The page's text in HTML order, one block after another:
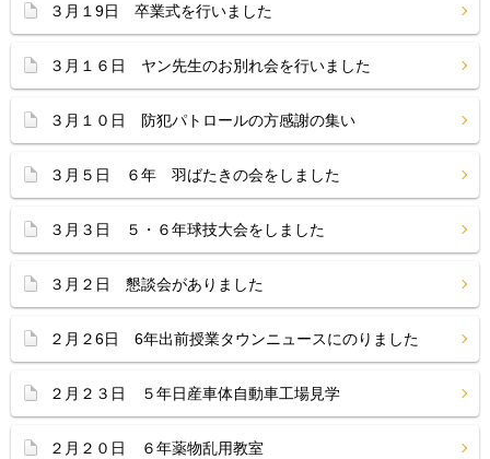
３月１9日 卒業式を行いました
３月１６日 ヤン先生のお別れ会を行いました
３月１０日 防犯パトロールの方感謝の集い
３月５日 ６年 羽ばたきの会をしました
３月３日 ５・６年球技大会をしました
３月２日 懇談会がありました
２月２6日 6年出前授業タウンニュースにのりました
２月２３日 ５年日産車体自動車工場見学
２月２０日 ６年薬物乱用教室